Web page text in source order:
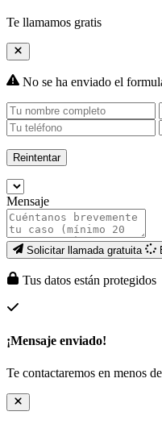
Te llamamos gratis
No se ha enviado el
Reintentar
Mensaje
Solicitar llamada gratuita
Tus datos están protegidos
¡Mensaje enviado!
Te contactaremos en menos